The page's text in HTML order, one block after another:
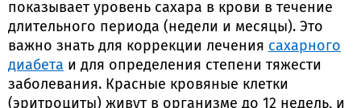
показывает уровень сахара в крови в течение
длительного периода (недели и месяцы). Это
важно знать для коррекции лечения сахарного
диабета и для определения степени тяжести
заболевания. Красные кровяные клетки
(эритроциты) живут в организме до 12 недель, и